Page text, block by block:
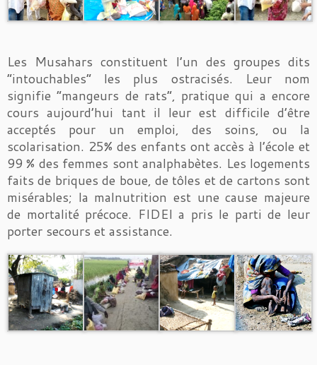
Les Musahars constituent l’un des groupes dits
“intouchables” les plus ostracisés. Leur nom
signifie “mangeurs de rats”, pratique qui a encore
cours aujourd’hui tant il leur est difficile d’être
acceptés pour un emploi, des soins, ou la
scolarisation. 25% des enfants ont accès à l’école et
99 % des femmes sont analphabètes. Les logements
faits de briques de boue, de tôles et de cartons sont
misérables; la malnutrition est une cause majeure
de mortalité précoce. FIDEI a pris le parti de leur
porter secours et assistance.